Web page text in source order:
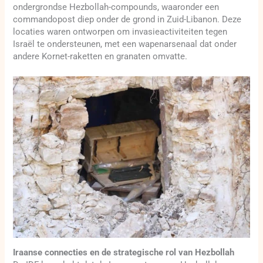
ondergrondse Hezbollah-compounds, waaronder een
commandopost diep onder de grond in Zuid-Libanon. Deze
locaties waren ontworpen om invasieactiviteiten tegen
Israël te ondersteunen, met een wapenarsenaal dat onder
andere Kornet-raketten en granaten omvatte.
Iraanse connecties en de strategische rol van Hezbollah